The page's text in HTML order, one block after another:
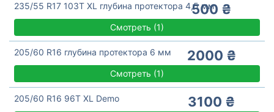
235/55 R17 103T XL глубина протектора 4,5 мм
500 ₴
Смотреть (1)
205/60 R16 глубина протектора 6 мм 2000 ₴
Смотреть (1)
205/60 R16 96T XL Demo 3100 ₴